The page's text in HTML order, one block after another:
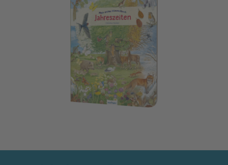
Mein erstes Wimmelbuch: Jahreszeiten